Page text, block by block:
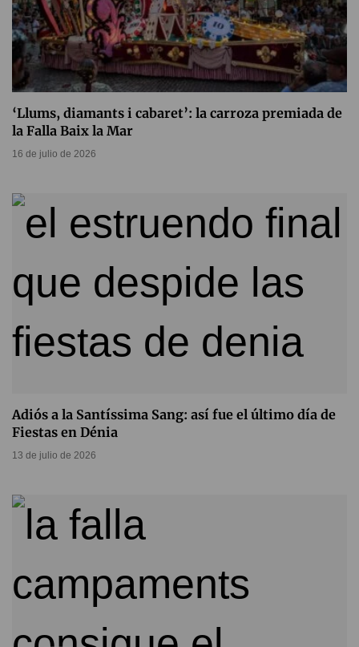
‘Llums, diamants i cabaret’: la carroza premiada de
la Falla Baix la Mar
16 de julio de 2026
Adiós a la Santíssima Sang: así fue el último día de
Fiestas en Dénia
13 de julio de 2026